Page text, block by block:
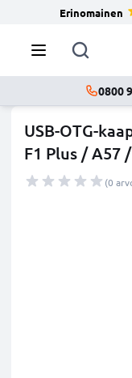
Erinomainen
0800
USB-OTG-
F1 Plus / A57
(0